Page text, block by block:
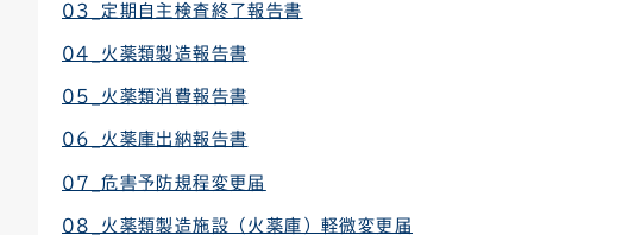
03_定期自主検査終了報告書
04_火薬類製造報告書
05_火薬類消費報告書
06_火薬庫出納報告書
07_危害予防規程変更届
08_火薬類製造施設（火薬庫）軽微変更届